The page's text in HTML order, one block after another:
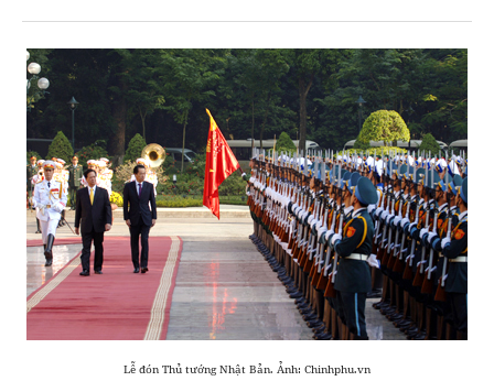
Lễ đón Thủ tướng Nhật Bản. Ảnh: Chinhphu.vn